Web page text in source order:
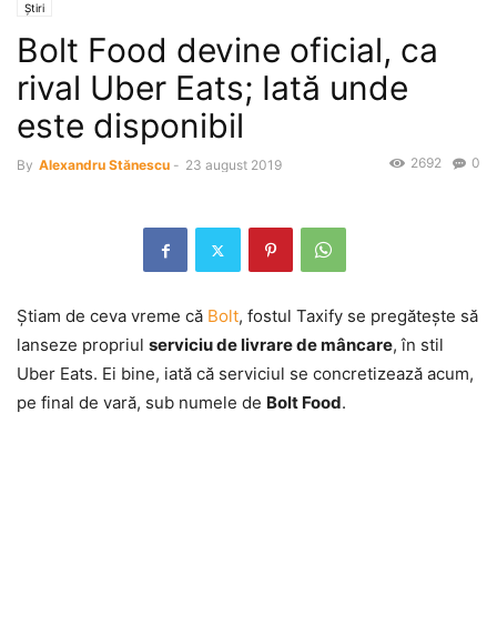
Știri
Bolt Food devine oficial, ca
rival Uber Eats; Iată unde
este disponibil
By Alexandru Stănescu - 23 august 2019 0
2692
Ştiam de ceva vreme că Bolt, fostul Taxify se pregăteşte să
lanseze propriul serviciu de livrare de mâncare, în stil
Uber Eats. Ei bine, iată că serviciul se concretizează acum,
pe final de vară, sub numele de Bolt Food.